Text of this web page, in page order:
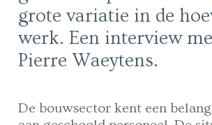
grote variatie in de
werk. Een interview
Pierre Waeytens.
De bouwsector kent een